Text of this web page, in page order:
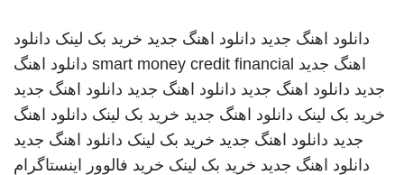
دانلود اهنگ جدید دانلود اهنگ جدید خرید بک لینک دانلود
اهنگ جدید smart money credit financial دانلود اهنگ
جدید دانلود اهنگ جدید دانلود اهنگ جدید دانلود اهنگ جدید
خرید بک لینک دانلود اهنگ جدید خرید بک لینک دانلود اهنگ
جدید دانلود اهنگ جدید خرید بک لینک دانلود اهنگ جدید
دانلود اهنگ جدید خرید بک لینک خرید فالوور اینستاگرام